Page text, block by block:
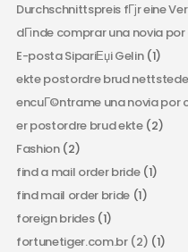
Durchschnittspreis fГјr eine
dГіnde comprar una novia
E-posta SipariЕџi Gelin(1)
ekte postordre brud
encuГ©ntrame una novia por
er postordre brud ekte(2)
Fashion(2)
find a mail order bride(1)
find mail order bride (1)
foreign brides(1)
fortunetiger.com.br (2) (1)